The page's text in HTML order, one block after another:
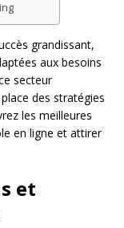
grandissant,
aux besoins
secteur
des stratégies
les meilleures
en ligne et attirer
et